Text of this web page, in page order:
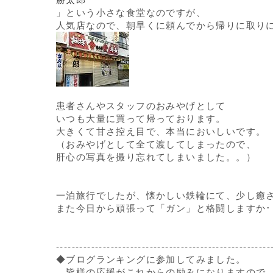
」という小さな食堂なのですが、
人気店なので、朝早くに頼んでから帰りに取り
患者さんやスタッフのおみやげとして
いつも大量に買って帰っております。
大きくて甘さ控え目で、本当においしいです。
（おみやげとして全て渡してしまったので、
肝心の写真を撮り忘れてしまいました。。）
一泊旅行でしたが、懐かしい鉄輪にて、少し癒
また今日から頑張って「ガン」と格闘しますか･
◆ブログランキングに参加してみました。